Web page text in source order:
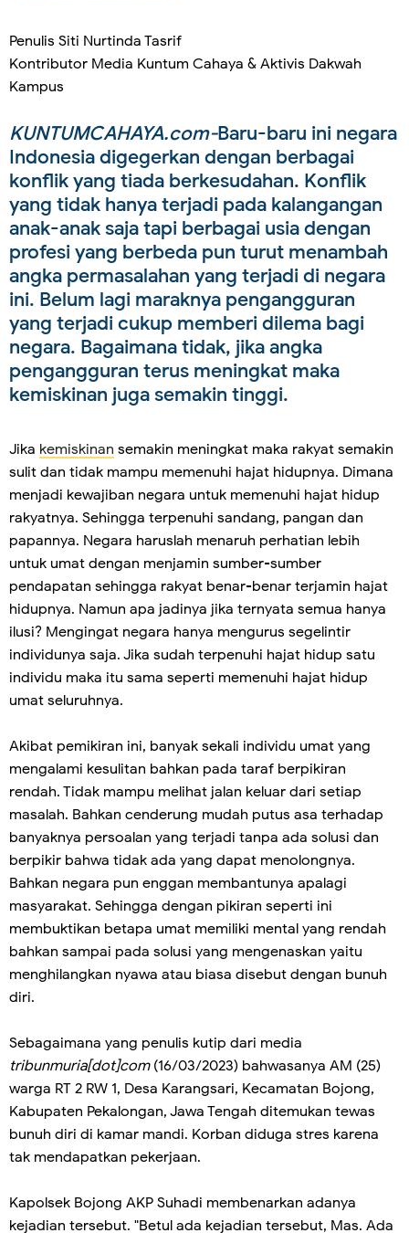
Penulis Siti Nurtinda Tasrif
Kontributor Media Kuntum Cahaya & Aktivis Dakwah
Kampus
KUNTUMCAHAYA.com-Baru-baru ini negara
Indonesia digegerkan dengan berbagai
konflik yang tiada berkesudahan. Konflik
yang tidak hanya terjadi pada kalangangan
anak-anak saja tapi berbagai usia dengan
profesi yang berbeda pun turut menambah
angka permasalahan yang terjadi di negara
ini. Belum lagi maraknya pengangguran
yang terjadi cukup memberi dilema bagi
negara. Bagaimana tidak, jika angka
pengangguran terus meningkat maka
kemiskinan juga semakin tinggi.
Jika kemiskinan semakin meningkat maka rakyat semakin
sulit dan tidak mampu memenuhi hajat hidupnya. Dimana
menjadi kewajiban negara untuk memenuhi hajat hidup
rakyatnya. Sehingga terpenuhi sandang, pangan dan
papannya. Negara haruslah menaruh perhatian lebih
untuk umat dengan menjamin sumber-sumber
pendapatan sehingga rakyat benar-benar terjamin hajat
hidupnya. Namun apa jadinya jika ternyata semua hanya
ilusi? Mengingat negara hanya mengurus segelintir
individunya saja. Jika sudah terpenuhi hajat hidup satu
individu maka itu sama seperti memenuhi hajat hidup
umat seluruhnya.
Akibat pemikiran ini, banyak sekali individu umat yang
mengalami kesulitan bahkan pada taraf berpikiran
rendah. Tidak mampu melihat jalan keluar dari setiap
masalah. Bahkan cenderung mudah putus asa terhadap
banyaknya persoalan yang terjadi tanpa ada solusi dan
berpikir bahwa tidak ada yang dapat menolongnya.
Bahkan negara pun enggan membantunya apalagi
masyarakat. Sehingga dengan pikiran seperti ini
membuktikan betapa umat memiliki mental yang rendah
bahkan sampai pada solusi yang mengenaskan yaitu
menghilangkan nyawa atau biasa disebut dengan bunuh
diri.
Sebagaimana yang penulis kutip dari media
tribunmuria[dot]com(16/03/2023) bahwasanya AM (25)
warga RT 2 RW 1, Desa Karangsari, Kecamatan Bojong,
Kabupaten Pekalongan, Jawa Tengah ditemukan tewas
bunuh diri di kamar mandi. Korban diduga stres karena
tak mendapatkan pekerjaan.
Kapolsek Bojong AKP Suhadi membenarkan adanya
kejadian tersebut. "Betul ada kejadian tersebut, Mas. Ada